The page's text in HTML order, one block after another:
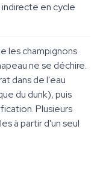
en cycle
les champignons
ne se déchire.
dans de l'eau
du dunk), puis
Plusieurs
à partir d'un seul